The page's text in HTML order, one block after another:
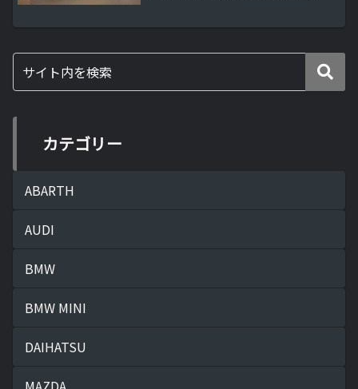
す。その理由はいくつかありますが、一
カテゴリー
ABARTH
AUDI
BMW
BMW MINI
DAIHATSU